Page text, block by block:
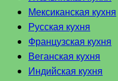
Мексиканская кухня
Русская кухня
Французская кухня
Веганская кухня
Индийская кухня